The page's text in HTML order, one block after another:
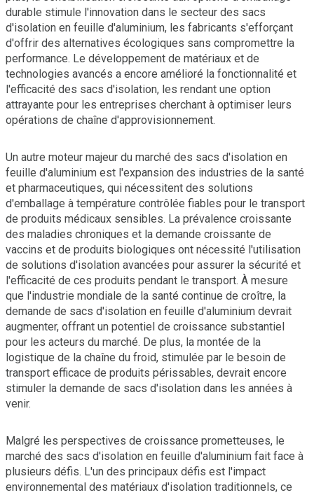
durable stimule l'innovation dans le secteur des sacs
d'isolation en feuille d'aluminium, les fabricants s'efforçant
d'offrir des alternatives écologiques sans compromettre la
performance. Le développement de matériaux et de
technologies avancés a encore amélioré la fonctionnalité et
l'efficacité des sacs d'isolation, les rendant une option
attrayante pour les entreprises cherchant à optimiser leurs
opérations de chaîne d'approvisionnement.
Un autre moteur majeur du marché des sacs d'isolation en
feuille d'aluminium est l'expansion des industries de la santé
et pharmaceutiques, qui nécessitent des solutions
d'emballage à température contrôlée fiables pour le transport
de produits médicaux sensibles. La prévalence croissante
des maladies chroniques et la demande croissante de
vaccins et de produits biologiques ont nécessité l'utilisation
de solutions d'isolation avancées pour assurer la sécurité et
l'efficacité de ces produits pendant le transport. À mesure
que l'industrie mondiale de la santé continue de croître, la
demande de sacs d'isolation en feuille d'aluminium devrait
augmenter, offrant un potentiel de croissance substantiel
pour les acteurs du marché. De plus, la montée de la
logistique de la chaîne du froid, stimulée par le besoin de
transport efficace de produits périssables, devrait encore
stimuler la demande de sacs d'isolation dans les années à
venir.
Malgré les perspectives de croissance prometteuses, le
marché des sacs d'isolation en feuille d'aluminium fait face à
plusieurs défis. L'un des principaux défis est l'impact
environnemental des matériaux d'isolation traditionnels, ce